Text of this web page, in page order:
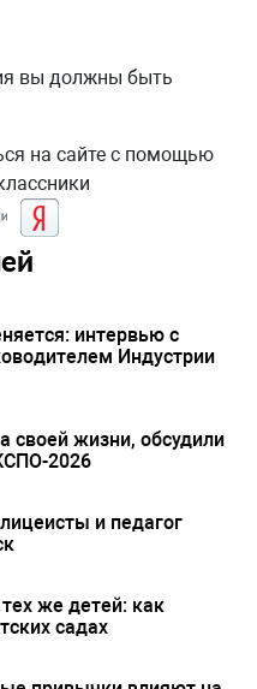
вы должны быть
на сайте с помощью
интервью с
Индустрии
своей жизни, обсудили
2026
и педагог
же детей: как
садах